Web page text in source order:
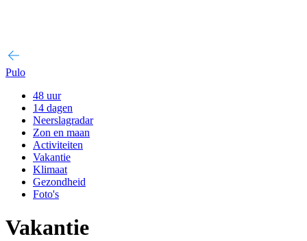
Pulo
48 uur
14 dagen
Neerslagradar
Zon en maan
Activiteiten
Vakantie
Klimaat
Gezondheid
Foto's
Vakantie